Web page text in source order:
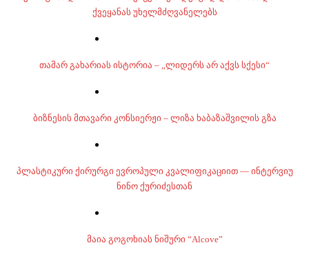
ქვეყანას უხელმძღვანელებს
თამარ გახარიას ისტორია – „ლიდერს არ აქვს სქესი“
ბიზნესის მთავარი კონსიერჟი – ლიზა ხაბაზაშვილის გზა
პლასტიკური ქირურგი ევროპული კვალიფიკაციით — ინტერვიუ
ნინო ქურიძესთან
მაია გოგოხიას ნიშური “Alcove”